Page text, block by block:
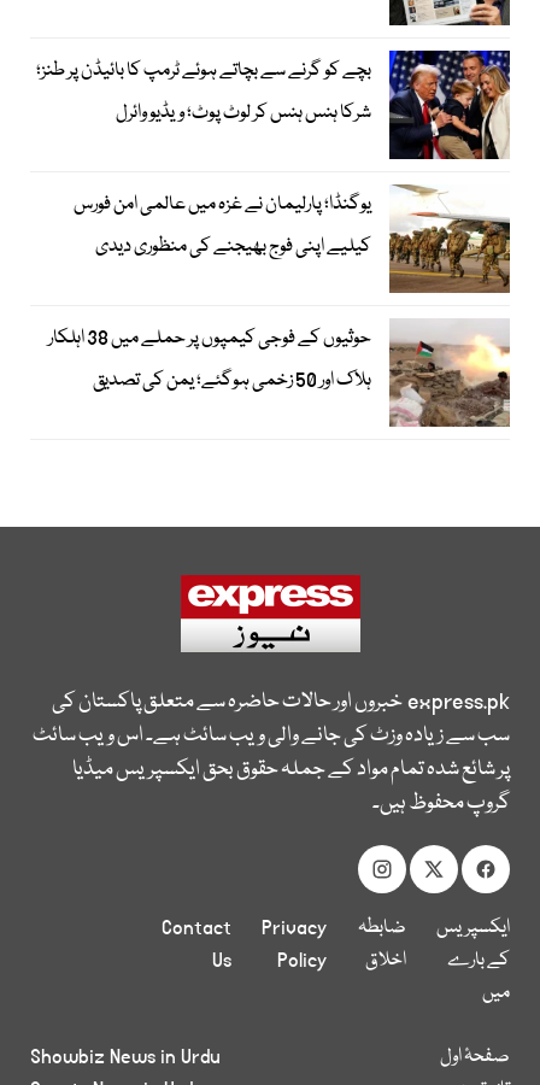
بچے کو گرنے سے بچاتے ہوئے ٹرمپ کا بائیڈن پر طنز؛
شرکا ہنس ہنس کر لوٹ پوٹ؛ ویڈیو وائرل
یوگنڈا؛ پارلیمان نے غزہ میں عالمی امن فورس
کیلیے اپنی فوج بھیجنے کی منظوری دیدی
حوثیوں کے فوجی کیمپوں پر حملے میں 38 اہلکار
ہلاک اور 50 زخمی ہوگئے؛ یمن کی تصدیق
express.pkخبروں اور حالات حاضرہ سے متعلق پاکستان کی
سب سے زیادہ وزٹ کی جانے والی ویب سائٹ ہے۔ اس ویب سائٹ
پر شائع شدہ تمام مواد کے جملہ حقوق بحق ایکسپریس میڈیا
گروپ محفوظ ہیں۔
ایکسپریس
کے بارے
میں
ضابطہ
اخلاق
Privacy
Policy
Contact
Us
صفحۂ اول
Showbiz News in Urdu